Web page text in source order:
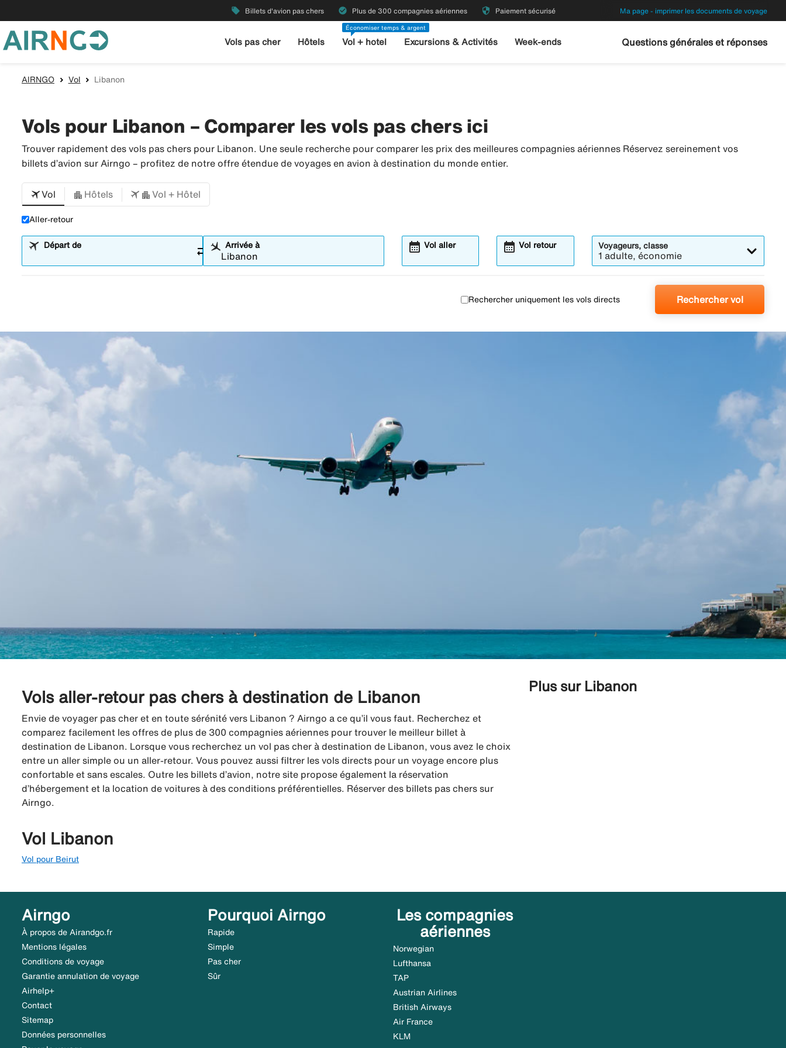
local_offer Billets d'avion pas chers check_circle Plus de 300 compagnies aériennes security Paiement sécurisé Ma page - imprimer les documents de voyage
Vols pas cher Hôtels
Économiser temps & argent
Vol + hotel Excursions & Activités Week-ends Questions générales et réponses
AIRNGO Vol Libanon
Vols pour Libanon – Comparer les vols pas chers ici
Trouver rapidement des vols pas chers pour Libanon. Une seule recherche pour comparer les prix des meilleures compagnies aériennes Réservez sereinement vos
billets d’avion sur Airngo – profitez de notre offre étendue de voyages en avion à destination du monde entier.
Vol Hôtels Vol + Hôtel
Aller-retour
Départ de sync_alt Arrivée à Vol aller
calendar_month Vol retour
calendar_month Voyageurs, classe
1 adulte, économie
Rechercher uniquement les vols directs Rechercher vol
Vols aller-retour pas chers à destination de Libanon
Envie de voyager pas cher et en toute sérénité vers Libanon ? Airngo a ce qu’il vous faut. Recherchez et
comparez facilement les offres de plus de 300 compagnies aériennes pour trouver le meilleur billet à
destination de Libanon. Lorsque vous recherchez un vol pas cher à destination de Libanon, vous avez le choix
entre un aller simple ou un aller-retour. Vous pouvez aussi filtrer les vols directs pour un voyage encore plus
confortable et sans escales. Outre les billets d’avion, notre site propose également la réservation
d’hébergement et la location de voitures à des conditions préférentielles. Réserver des billets pas chers sur
Airngo.
Plus sur Libanon
Vol Libanon
Vol pour Beirut
Airngo
À propos de Airandgo.fr
Mentions légales
Conditions de voyage
Garantie annulation de voyage
Airhelp+
Contact
Sitemap
Données personnelles
Pourquoi Airngo
Rapide
Simple
Pas cher
Sûr
Les compagnies
aériennes
Norwegian
Lufthansa
TAP
Austrian Airlines
British Airways
Air France
KLM